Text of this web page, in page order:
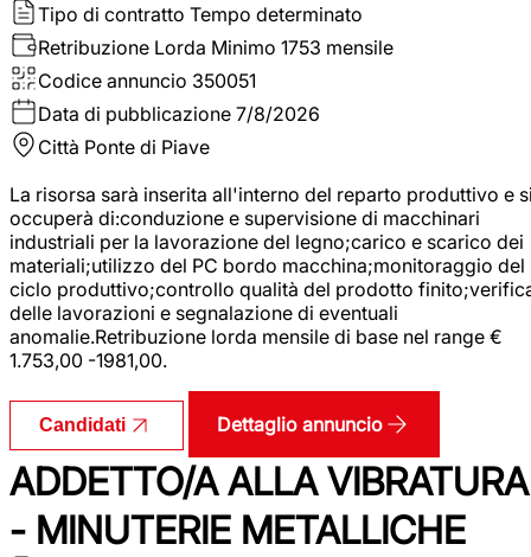
Tipo di contratto Tempo determinato
Retribuzione Lorda Minimo 1753 mensile
Codice annuncio 350051
Data di pubblicazione 7/8/2026
Città Ponte di Piave
La risorsa sarà inserita all'interno del reparto produttivo e
occuperà di:conduzione e supervisione di macchinari
industriali per la lavorazione del legno;carico e scarico dei
materiali;utilizzo del PC bordo macchina;monitoraggio del
ciclo produttivo;controllo qualità del prodotto
delle lavorazioni e segnalazione di eventuali
anomalie.Retribuzione lorda mensile di base nel range €
1.753,00 -1981,00.
Candidati Dettaglio annuncio
ADDETTO/A ALLA VIBRATURA
- MINUTERIE METALLICHE